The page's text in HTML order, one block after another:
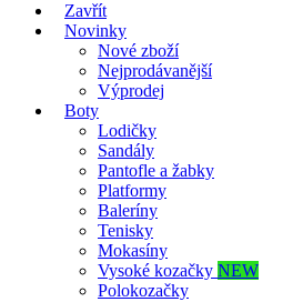
Zavřít
Novinky
Nové zboží
Nejprodávanější
Výprodej
Boty
Lodičky
Sandály
Pantofle a žabky
Platformy
Baleríny
Tenisky
Mokasíny
Vysoké kozačky NEW
Polokozačky